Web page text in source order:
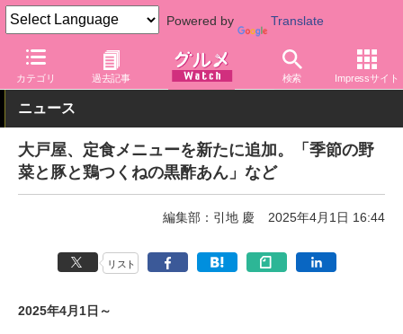
Powered by Translate
カテゴリ 過去記事 検索 Impressサイト
グルメ Watch 店舗 レストラン 大戸屋
ニュース
大戸屋、定食メニューを新たに追加。「季節の野
菜と豚と鶏つくねの黒酢あん」など
編集部：引地 慶 2025年4月1日 16:44
リスト
2025年4月1日～